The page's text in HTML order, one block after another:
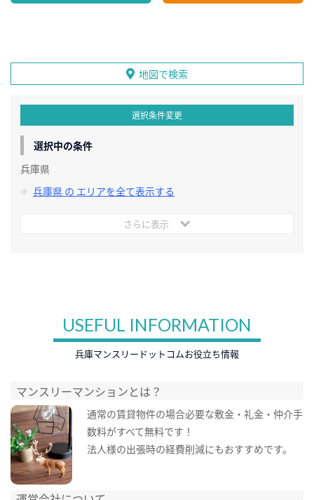
地図で検索
選択条件変更
選択中の条件
兵庫県
兵庫県 の エリアを全て表示する
さらに表示
USEFUL INFORMATION
兵庫マンスリードットコムお役立ち情報
マンスリーマンションとは？
通常の賃貸物件の場合必要な敷金・礼金・仲介手
数料がすべて無料です！
法人様の出張時の経費削減にもおすすめです。